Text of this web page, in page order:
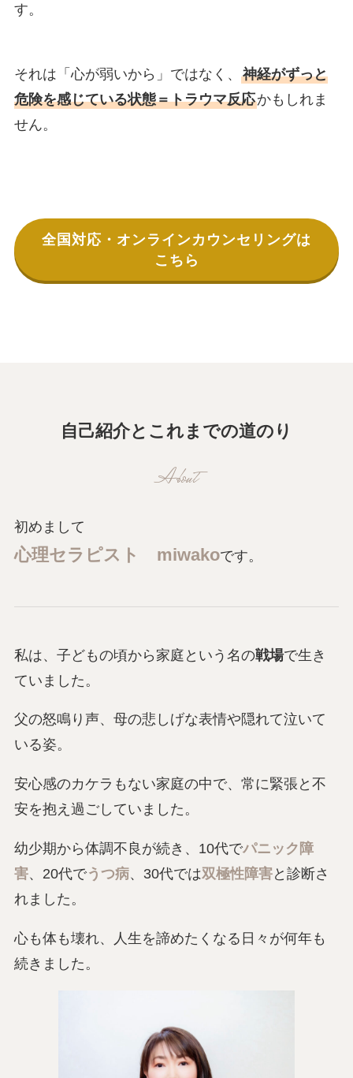
す。
それは「心が弱いから」ではなく、 神経がずっと
危険を感じている状態＝トラウマ反応かもしれま
せん。
全国対応・オンラインカウンセリングは
こちら
自己紹介とこれまでの道のり
About
初めまして
心理セラピスト miwakoです。
私は、子どもの頃から家庭という名の戦場で生き
ていました。
父の怒鳴り声、母の悲しげな表情や隠れて泣いて
いる姿。
安心感のカケラもない家庭の中で、常に緊張と不
安を抱え過ごしていました。
幼少期から体調不良が続き、10代でパニック障
害、20代でうつ病、30代では双極性障害と診断さ
れました。
心も体も壊れ、人生を諦めたくなる日々が何年も
続きました。